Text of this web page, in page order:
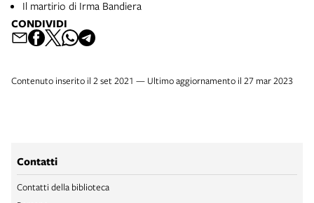
Il martirio di Irma Bandiera
CONDIVIDI
Contenuto inserito il 2 set 2021 — Ultimo aggiornamento il 27 mar 2023
Contatti
Contatti della biblioteca